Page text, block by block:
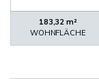
183,32 m²
WOHNFLÄCHE